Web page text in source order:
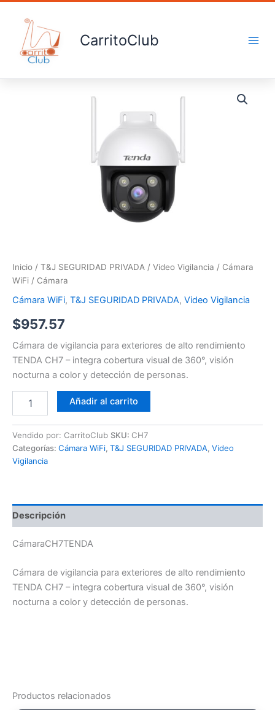
contenido
CarritoClub
Inicio / T&J SEGURIDAD PRIVADA / Video Vigilancia / Cámara
WiFi / Cámara
Cámara WiFi, T&J SEGURIDAD PRIVADA, Video Vigilancia
$957.57
Cámara de vigilancia para exteriores de alto rendimiento
TENDA CH7 – integra cobertura visual de 360°, visión
nocturna a color y detección de personas.
Añadir al carrito
Vendido por: CarritoClub SKU: CH7
Categorías: Cámara WiFi, T&J SEGURIDAD PRIVADA, Video
Vigilancia
Descripción
CámaraCH7TENDA
Cámara de vigilancia para exteriores de alto rendimiento
TENDA CH7 – integra cobertura visual de 360°, visión
nocturna a color y detección de personas.
Productos relacionados